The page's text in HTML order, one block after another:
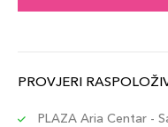
PROVJERI
PLAZA Aria Centar -